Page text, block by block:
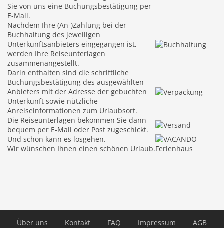
Sie von uns eine Buchungsbestätigung per
E-Mail.
Nachdem Ihre (An-)Zahlung bei der
Buchhaltung des jeweiligen
Unterkunftsanbieters eingegangen ist,
werden Ihre Reiseunterlagen
zusammenangestellt.
Darin enthalten sind die schriftliche
Buchungsbestätigung des ausgewählten
Anbieters mit der Adresse der gebuchten
Unterkunft sowie nützliche
Anreiseinformationen zum Urlaubsort.
Die Reiseunterlagen bekommen Sie dann
bequem per E-Mail oder Post zugeschickt.
Und schon kann es losgehen.
Wir wünschen Ihnen einen schönen Urlaub.
Über uns Kontakt FAQ Impressum AGB